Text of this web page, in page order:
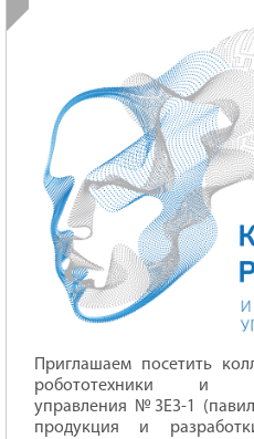
Приглашаем посетить
робототехники и
управления №3Е3-1
продукция и